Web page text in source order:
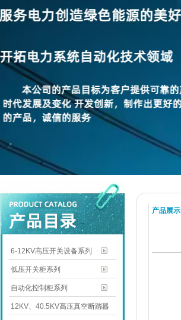
6-12KV高压开关设备系列
低压开关柜系列
自动化控制柜系列
12KV、40.5KV高压真空断路器
产品展示